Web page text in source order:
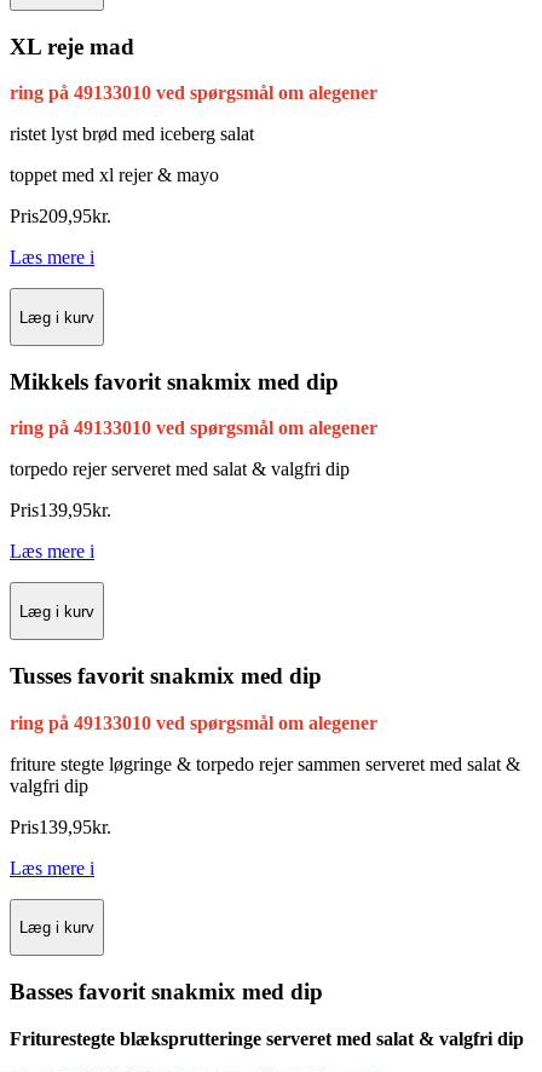
XL reje mad
ring på 49133010 ved spørgsmål om alegener
ristet lyst brød med iceberg salat
toppet med xl rejer & mayo
Pris209,95kr.
Læs mere i
Læg i kurv
Mikkels favorit snakmix med dip
ring på 49133010 ved spørgsmål om alegener
torpedo rejerserveret med salat & valgfri dip
Pris139,95kr.
Læs mere i
Læg i kurv
Tusses favorit snakmix med dip
ring på 49133010 ved spørgsmål om alegener
friture stegte løgringe & torpedo rejer sammen serveret med salat &
valgfri dip
Pris139,95kr.
Læs mere i
Læg i kurv
Basses favorit snakmix med dip
Friturestegte blæksprutteringe serveret med salat & valgfri dip